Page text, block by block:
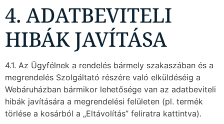
4. ADATBEVITELI
HIBÁK JAVÍTÁSA
4.1. Az Ügyfélnek a rendelés bármely szakaszában és a
megrendelés Szolgáltató részére való elküldéséig a
Webáruházban bármikor lehetősége van az adatbeviteli
hibák javítására a megrendelési felületen (pl. termék
törlése a kosárból a „Eltávolítás” feliratra kattintva).